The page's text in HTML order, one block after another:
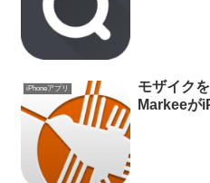
iPhoneアプリ
モザイク
Markeeが